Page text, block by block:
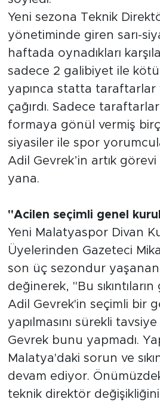
Yeni sezona Teknik
yönetiminde giren sarı-
haftada oynadıkları
sadece 2 galibiyet ile kötü
yapınca statta taraftarlar
çağırdı. Sadece
formaya gönül vermiş
siyasiler ile spor
Adil Gevrek’in artık görevi
yana.
"Acilen seçimli genel kurul
Yeni Malatyaspor Divan
Üyelerinden Gazeteci
son üç sezondur
değinerek, "Bu
Adil Gevrek'in seçimli bir
yapılmasını sürekli
Gevrek bunu yapmadı.
Malatya'daki sorun ve
devam ediyor.
teknik direktör
Asayiş
Siyaset
Adıyaman